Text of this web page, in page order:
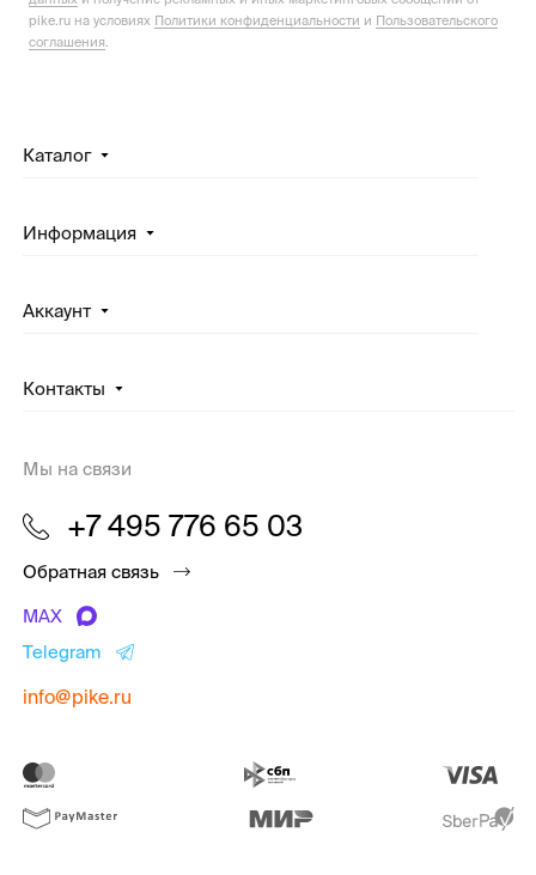
pike.ru на условиях Политики конфиденциальности и Пользовательского
соглашения
Каталог
Информация
Аккаунт
Контакты
Мы на связи
+7 495 776 65 03
Обратная связь
MAX
Telegram
info@pike.ru